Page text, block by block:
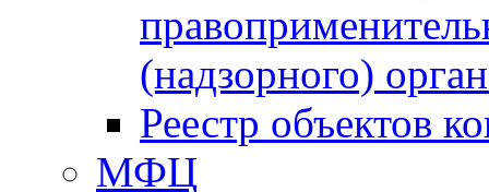
(надзорного)
Реестр объектов
МФЦ